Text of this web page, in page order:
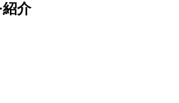
介